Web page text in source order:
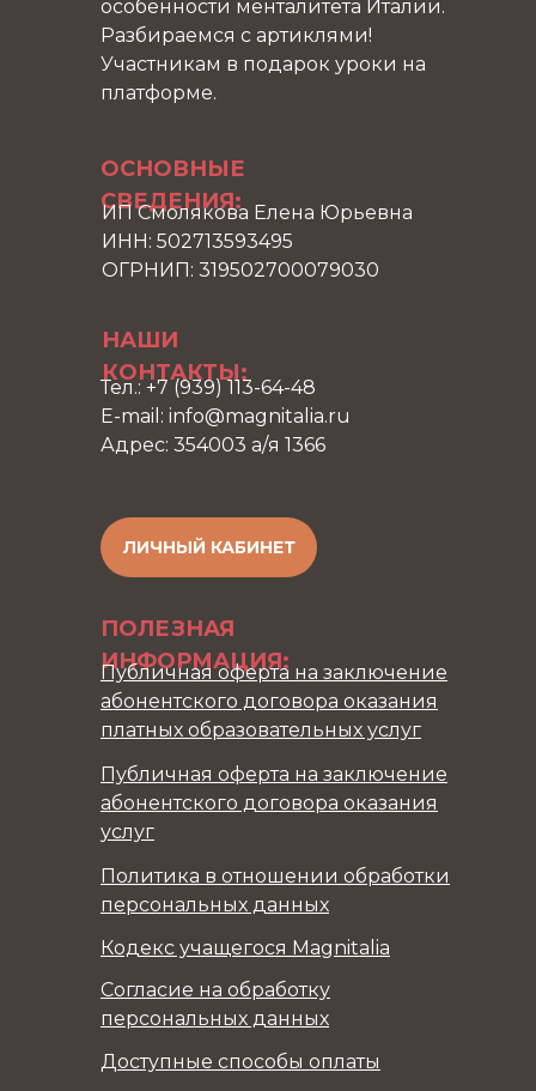
ЛИЧНЫЙ КАБИНЕТ
ОСНОВНЫЕ
СВЕДЕНИЯ:
НАШИ
КОНТАКТЫ:
ПОЛЕЗНАЯ
ИНФОРМАЦИЯ:
ИП Смолякова Елена Юрьевна
ИНН: 502713593495
ОГРНИП: 319502700079030
особенности менталитета Италии.
Разбираемся с артиклями!
Участникам в подарок уроки на
платформе.
Кодекс учащегося Magnitalia
Доступные способы оплаты
Согласие на обработку
персональных данных
Политика в отношении обработки
персональных данных
Публичная оферта на заключение
абонентского договора оказания
услуг
Публичная оферта на заключение
абонентского договора оказания
платных образовательных услуг
Тел.: +7 (939) 113-64-48
E-mail: info@magnitalia.ru
Адрес: 354003 а/я 1366